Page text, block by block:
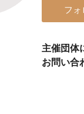
フ
主催団体
お問い合